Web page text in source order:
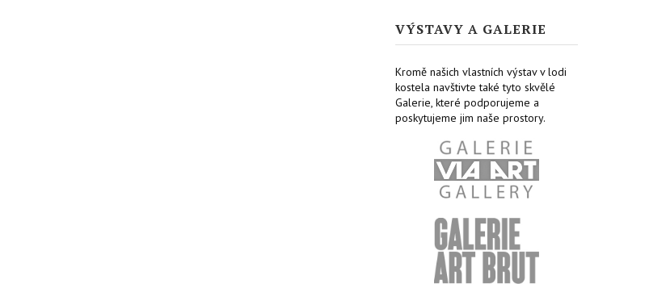
VÝSTAVY A GALERIE
Kromě našich vlastních výstav v lodi
kostela navštivte také tyto skvělé
Galerie, které podporujeme a
poskytujeme jim naše prostory.